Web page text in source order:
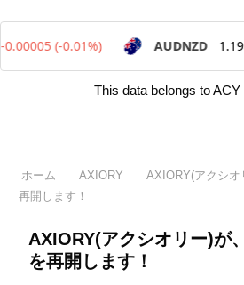
This data belongs to
ホーム AXIORY
AXIORY(アクシオ
再開します！
AXIORY(アクシオリー)が
を再開します！